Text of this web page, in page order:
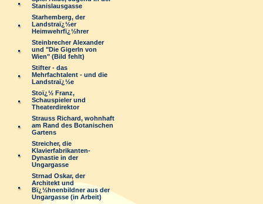
Stanislausgasse
Starhemberg, der
Landstraï¿½er
Heimwehrfï¿½hrer
Steinbrecher Alexander
und "Die Gigerln von
Wien" (Bild fehlt)
Stifter - das
Mehrfachtalent - und die
Landstraï¿½e
Stoï¿½ Franz,
Schauspieler und
Theaterdirektor
Strauss Richard, wohnhaft
am Rand des Botanischen
Gartens
Streicher, die
Klavierfabrikanten-
Dynastie in der
Ungargasse
Strnad Oskar, der
Architekt und
Bï¿½hnenbildner aus der
Ungargasse (in Arbeit)